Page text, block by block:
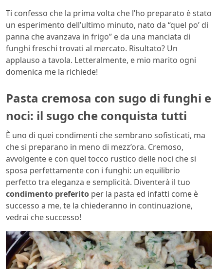
Ti confesso che la prima volta che l’ho preparato è stato
un esperimento dell’ultimo minuto, nato da “quel po’ di
panna che avanzava in frigo” e da una manciata di
funghi freschi trovati al mercato. Risultato? Un
applauso a tavola. Letteralmente, e mio marito ogni
domenica me la richiede!
Pasta cremosa con sugo di funghi e
noci: il sugo che conquista tutti
È uno di quei condimenti che sembrano sofisticati, ma
che si preparano in meno di mezz’ora. Cremoso,
avvolgente e con quel tocco rustico delle noci che si
sposa perfettamente con i funghi: un equilibrio
perfetto tra eleganza e semplicità. Diventerà il tuo
condimento preferito per la pasta ed infatti come è
successo a me, te la chiederanno in continuazione,
vedrai che successo!